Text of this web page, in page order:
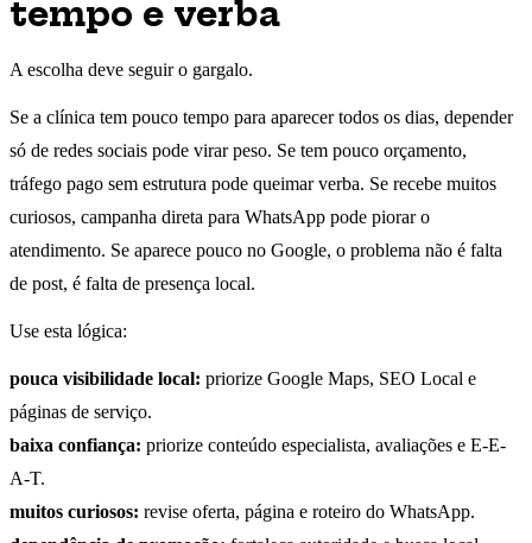
tempo e verba
A escolha deve seguir o gargalo.
Se a clínica tem pouco tempo para aparecer todos os dias, depender
só de redes sociais pode virar peso. Se tem pouco orçamento,
tráfego pago sem estrutura pode queimar verba. Se recebe muitos
curiosos, campanha direta para WhatsApp pode piorar o
atendimento. Se aparece pouco no Google, o problema não é falta
de post, é falta de presença local.
Use esta lógica:
pouca visibilidade local: priorize Google Maps, SEO Local e
páginas de serviço.
baixa confiança: priorize conteúdo especialista, avaliações e E-E-
A-T.
muitos curiosos: revise oferta, página e roteiro do WhatsApp.